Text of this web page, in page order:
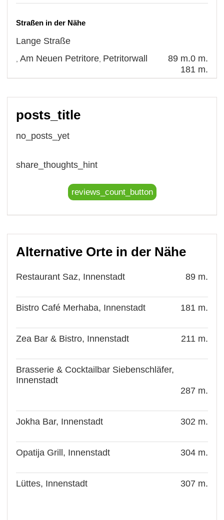
Straßen in der Nähe
Lange Straße
0 m.
,Am Neuen Petritore 89 m.
Petritorwall
181 m.
posts_title
no_posts_yet
share_thoughts_hint
reviews_count_button
Alternative Orte in der Nähe
Restaurant Saz, Innenstadt 89 m.
Bistro Café Merhaba, Innenstadt 181 m.
Zea Bar & Bistro, Innenstadt 211 m.
Brasserie & Cocktailbar Siebenschläfer,
Innenstadt
287 m.
Jokha Bar, Innenstadt 302 m.
Opatija Grill, Innenstadt 304 m.
Lüttes, Innenstadt 307 m.